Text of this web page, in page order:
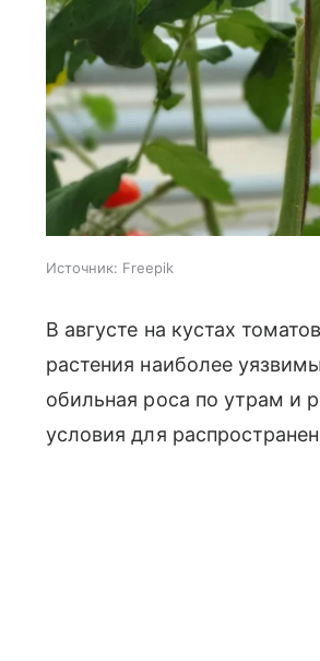
Источник: Freepik
В августе на кустах
растения наиболее
обильная роса по утрам и
условия для